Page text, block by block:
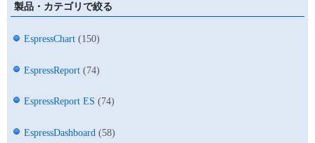
製品・カテゴリで絞る
EspressChart (150)
EspressReport (74)
EspressReport ES (74)
EspressDashboard (58)